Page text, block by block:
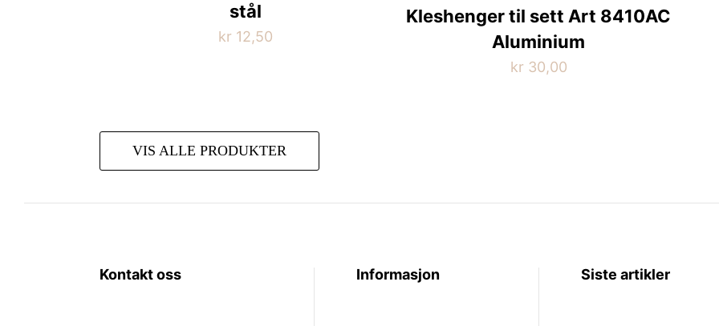
stål
kr 12,50
Kleshenger til sett Art 8410AC
Aluminium
kr 30,00
VIS ALLE PRODUKTER
Kontakt oss Informasjon Siste artikler